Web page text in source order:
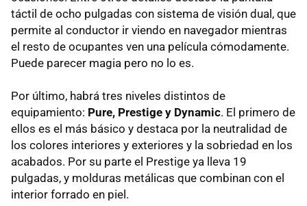
táctil de ocho pulgadas con sistema de visión dual, que
permite al conductor ir viendo en navegador mientras
el resto de ocupantes ven una película cómodamente.
Puede parecer magia pero no lo es.
Por último, habrá tres niveles distintos de
equipamiento: Pure, Prestige y Dynamic. El primero de
ellos es el más básico y destaca por la neutralidad de
los colores interiores y exteriores y la sobriedad en los
acabados. Por su parte el Prestige ya lleva 19
pulgadas, y molduras metálicas que combinan con el
interior forrado en piel.